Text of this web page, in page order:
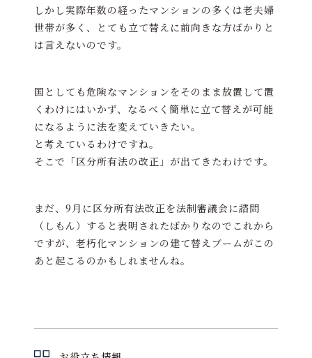
しかし実際年数の経ったマンションの多くは老夫婦
世帯が多く、とても立て替えに前向きな方ばかりと
は言えないのです。
国としても危険なマンションをそのまま放置して置
くわけにはいかず、なるべく簡単に立て替えが可能
になるように法を変えていきたい。
と考えているわけですね。
そこで「区分所有法の改正」が出てきたわけです。
まだ、9月に区分所有法改正を法制審議会に諮問
（しもん）すると表明されたばかりなのでこれから
ですが、老朽化マンションの建て替えブームがこの
あと起こるのかもしれませんね。